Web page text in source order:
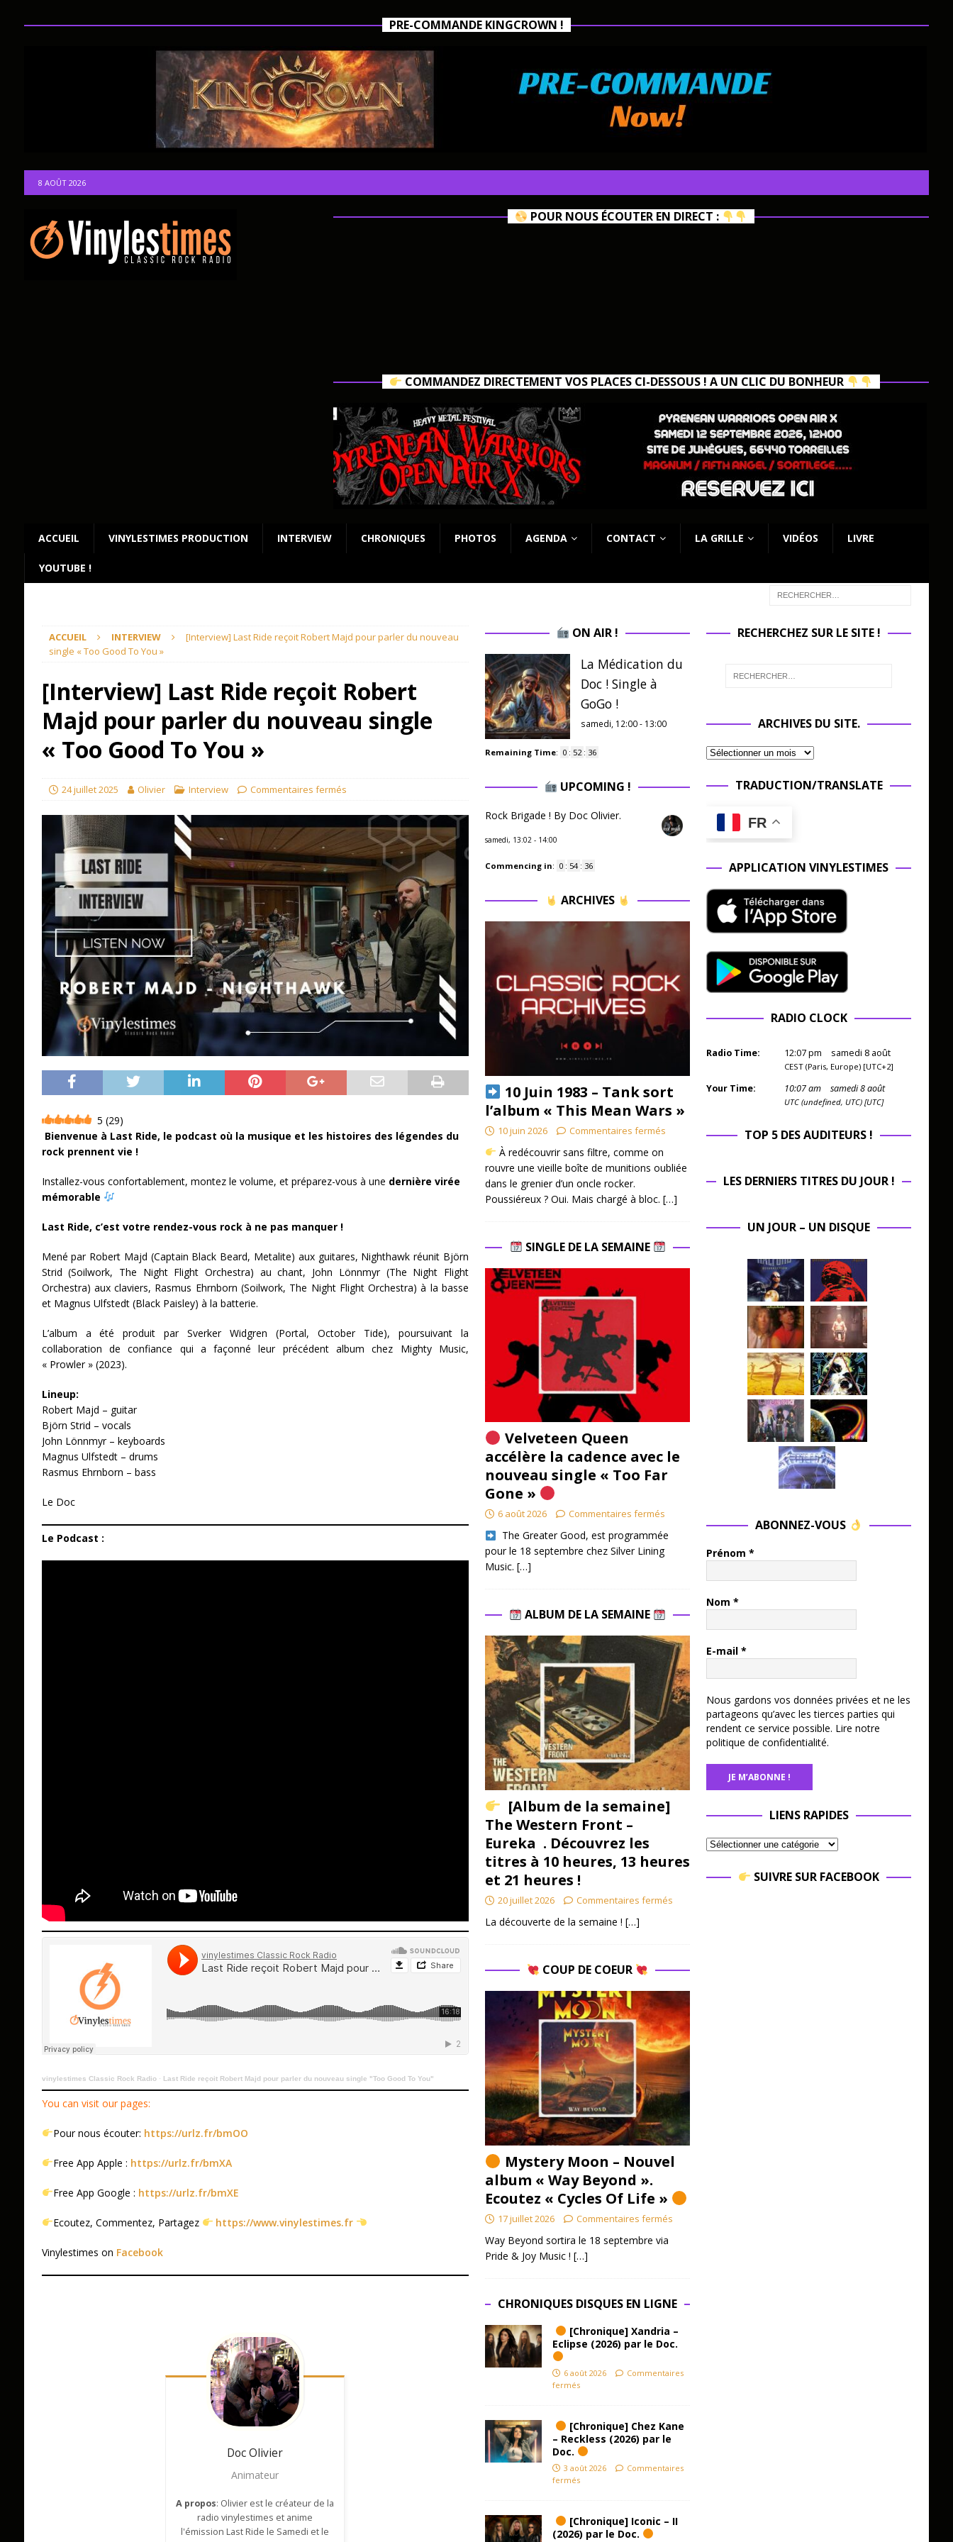
PRE-COMMANDE KINGCROWN !
8 AOÛT 2026
POUR NOUS ÉCOUTER EN DIRECT :
COMMANDEZ DIRECTEMENT VOS PLACES CI-DESSOUS ! A UN CLIC DU BONHEUR
ACCUEIL VINYLESTIMES PRODUCTION INTERVIEW CHRONIQUES PHOTOS AGENDA CONTACT LA GRILLE VIDÉOS LIVRE
YOUTUBE !
ACCUEIL INTERVIEW
[Interview] Last Ride reçoit Robert Majd pour parler du nouveau
single « Too Good To You »
[Interview] Last Ride reçoit Robert
Majd pour parler du nouveau single
« Too Good To You »
24 juillet 2025 Olivier Interview Commentaires fermés
5 (29)
Bienvenue à Last Ride, le podcast où la musique et les histoires des légendes du
rock prennent vie !
Installez-vous confortablement, montez le volume, et préparez-vous à une dernière virée
mémorable
Last Ride, c’est votre rendez-vous rock à ne pas manquer !
Mené par Robert Majd (Captain Black Beard, Metalite) aux guitares, Nighthawk réunit Björn
Strid (Soilwork, The Night Flight Orchestra) au chant, John Lönnmyr (The Night Flight
Orchestra) aux claviers, Rasmus Ehrnborn (Soilwork, The Night Flight Orchestra) à la basse
et Magnus Ulfstedt (Black Paisley) à la batterie.
L’album a été produit par Sverker Widgren (Portal, October Tide), poursuivant la
collaboration de confiance qui a façonné leur précédent album chez Mighty Music,
« Prowler » (2023).
Lineup:
Robert Majd – guitar
Björn Strid – vocals
John Lönnmyr – keyboards
Magnus Ulfstedt – drums
Rasmus Ehrnborn – bass
Le Doc
Le Podcast :
vinylestimes Classic Rock Radio· Last Ride reçoit Robert Majd pour parler du nouveau single "Too Good To You"
You can visit our pages:
Pour nous écouter: https://urlz.fr/bmOO
Free App Apple : https://urlz.fr/bmXA
Free App Google : https://urlz.fr/bmXE
Ecoutez, Commentez, Partagez https://www.vinylestimes.fr
Vinylestimes on Facebook
Doc Olivier
Animateur
A propos: Olivier est le créateur de la
radio vinylestimes et anime
l'émission Last Ride le Samedi et le
ON AIR !
La Médication du
Doc ! Single à
GoGo !
samedi, 12:00 - 13:00
Remaining Time: 0 : 52 : 34
UPCOMING !
Rock Brigade ! By Doc Olivier.
samedi, 13:02 - 14:00
Commencing in: 0 : 54 : 34
ARCHIVES
10 Juin 1983 – Tank sort
l’album « This Mean Wars »
10 juin 2026 Commentaires fermés
À redécouvrir sans filtre, comme on
rouvre une vieille boîte de munitions oubliée
dans le grenier d’un oncle rocker.
Poussiéreux ? Oui. Mais chargé à bloc. […]
SINGLE DE LA SEMAINE
Velveteen Queen
accélère la cadence avec le
nouveau single « Too Far
Gone »
6 août 2026 Commentaires fermés
​ The Greater Good, est programmée
pour le 18 septembre chez Silver Lining
Music. […]
ALBUM DE LA SEMAINE
[Album de la semaine]
The Western Front –
Eureka . Découvrez les
titres à 10 heures, 13 heures
et 21 heures !
20 juillet 2026 Commentaires fermés
La découverte de la semaine ! […]
COUP DE COEUR
Mystery Moon – Nouvel
album « Way Beyond ».
Ecoutez « Cycles Of Life »
17 juillet 2026 Commentaires fermés
Way Beyond sortira le 18 septembre via
Pride & Joy Music ! […]
CHRONIQUES DISQUES EN LIGNE
[Chronique] Xandria –
Eclipse (2026) par le Doc.
6 août 2026
Commentaires
fermés
[Chronique] Chez Kane
– Reckless (2026) par le
Doc.
3 août 2026
Commentaires
fermés
[Chronique] Iconic – II
(2026) par le Doc.
RECHERCHEZ SUR LE SITE !
ARCHIVES DU SITE.
TRADUCTION/TRANSLATE
FR
APPLICATION VINYLESTIMES
RADIO CLOCK
Radio Time: 12:07pm samedi 8 août
CEST (Paris, Europe) [UTC+2]
Your Time: 10:07am samedi 8 août
UTC (undefined, UTC) [UTC]
TOP 5 DES AUDITEURS !
LES DERNIERS TITRES DU JOUR !
UN JOUR – UN DISQUE
ABONNEZ-VOUS
Prénom *
Nom *
E-mail *
Nous gardons vos données privées et ne les
partageons qu’avec les tierces parties qui
rendent ce service possible. Lire notre
politique de confidentialité.
LIENS RAPIDES
SUIVRE SUR FACEBOOK